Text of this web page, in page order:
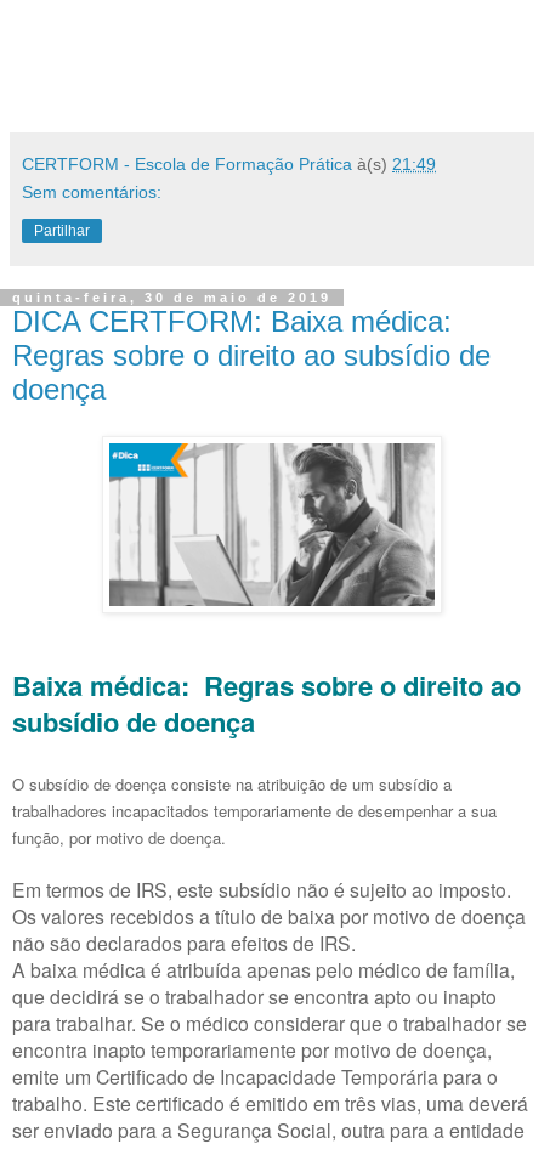
CERTFORM - Escola de Formação Prática à(s) 21:49
Sem comentários:
Partilhar
quinta-feira, 30 de maio de 2019
DICA CERTFORM: Baixa médica:
Regras sobre o direito ao subsídio de
doença
Baixa médica: Regras sobre o direito ao
subsídio de doença
O subsídio de doença consiste na atribuição de um subsídio a
trabalhadores incapacitados temporariamente de desempenhar a sua
função, por motivo de doença.
Em termos de IRS, este subsídio não é sujeito ao imposto.
Os valores recebidos a título de baixa por motivo de doença
não são declarados para efeitos de IRS.
A baixa médica é atribuída apenas pelo médico de família,
que decidirá se o trabalhador se encontra apto ou inapto
para trabalhar. Se o médico considerar que o trabalhador se
encontra inapto temporariamente por motivo de doença,
emite um Certificado de Incapacidade Temporária para o
trabalho. Este certificado é emitido em três vias, uma deverá
ser enviado para a Segurança Social, outra para a entidade